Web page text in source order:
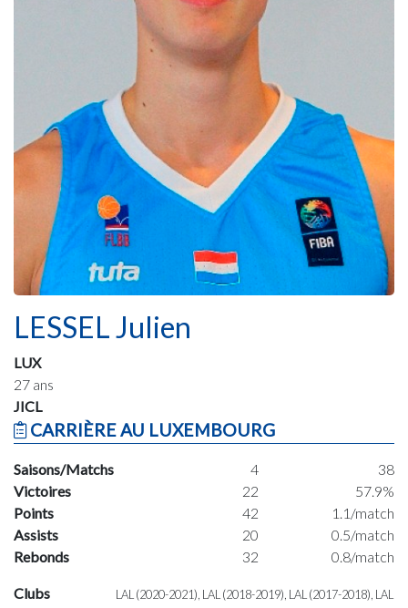
LESSEL Julien
LUX
27 ans
JICL
CARRIÈRE AU LUXEMBOURG
Saisons/Matchs 4
38
Victoires
22
57.9%
Points
42
1.1/match
Assists
20
0.5/match
Rebonds
32 0.8/match
Clubs
LAL (2020-2021), LAL (2018-2019), LAL (2017-2018), LAL